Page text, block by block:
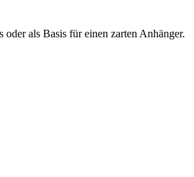
als Basis für einen zarten Anhänger.